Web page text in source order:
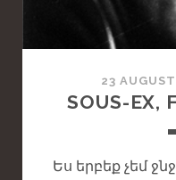
23 AUGUST
SOUS-EX,
Ես երբեք չեմ